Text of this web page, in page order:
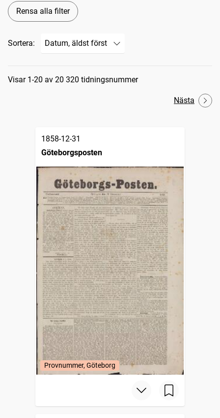
Rensa alla filter
Sortera:
Sökresultat
Visar 1-20 av 20 320 tidningsnummer
Nästa
1858-12-31
Göteborgsposten
Provnummer, Göteborg